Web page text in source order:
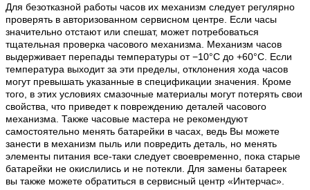
Для безотказной работы часов их механизм следует регулярно
проверять в авторизованном сервисном центре. Если часы
значительно отстают или спешат, может потребоваться
тщательная проверка часового механизма. Механизм часов
выдерживает перепады температуры от −10°C до +60°C. Если
температура выходит за эти пределы, отклонения хода часов
могут превышать указанные в спецификации значения. Кроме
того, в этих условиях смазочные материалы могут потерять свои
свойства, что приведет к повреждению деталей часового
механизма. Также часовые мастера не рекомендуют
самостоятельно менять батарейки в часах, ведь Вы можете
занести в механизм пыль или повредить деталь, но менять
элементы питания все-таки следует своевременно, пока старые
батарейки не окислились и не потекли. Для замены батареек
вы также можете обратиться в сервисный центр «Интерчас».